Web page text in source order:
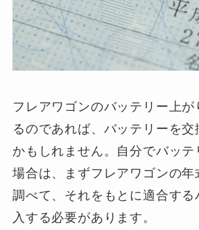
フレアワゴンのバッテリー上が
るのであれば、バッテリーを交
かもしれません。自分でバッテ
場合は、まずフレアワゴンの年
調べて、それをもとに適合する
入する必要があります。